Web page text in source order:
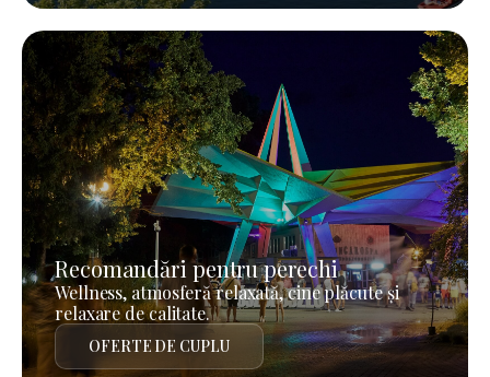
Recomandări pentru perechi
Wellness, atmosferă relaxată, cine plăcute și
relaxare de calitate.
OFERTE DE CUPLU